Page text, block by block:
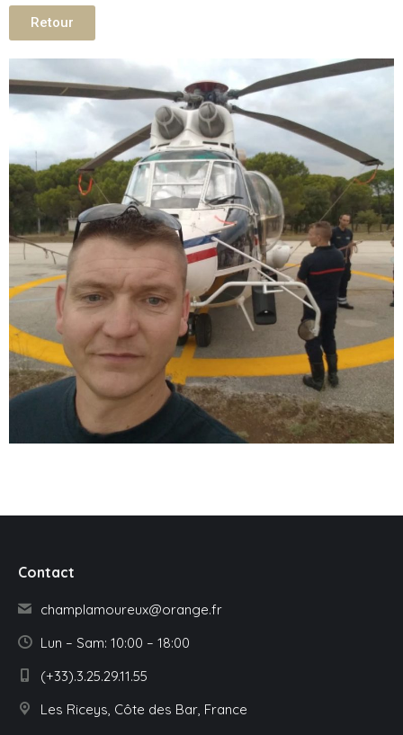
Retour
Contact
champlamoureux@orange.fr
Lun – Sam: 10:00 – 18:00
(+33).3.25.29.11.55
Les Riceys, Côte des Bar, France